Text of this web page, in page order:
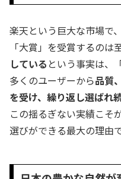
楽天という巨大な市場で
「大賞」を受賞するのは
している という事実は、
多くのユーザーから品質
を受け、繰り返し選ばれ
この揺るぎない実績こそ
選びができる最大の理由で